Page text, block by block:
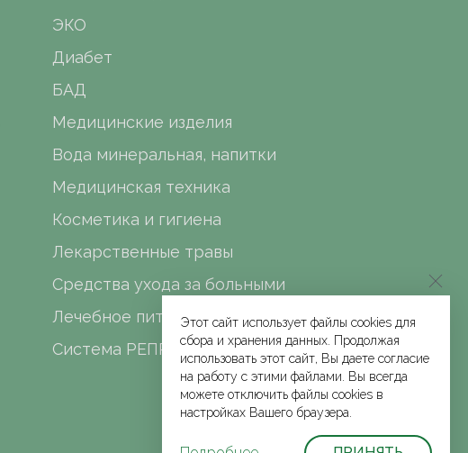
ЭКО
Диабет
БАД
Медицинские изделия
Вода минеральная, напитки
Медицинская техника
Косметика и гигиена
Лекарственные травы
Средства ухода за больными
Лечебное питание
Система РЕПРО
Этот сайт использует файлы cookies для
сбора и хранения данных. Продолжая
использовать этот сайт, Вы даете согласие
на работу с этими файлами. Вы всегда
можете отключить файлы cookies в
настройках Вашего браузера.